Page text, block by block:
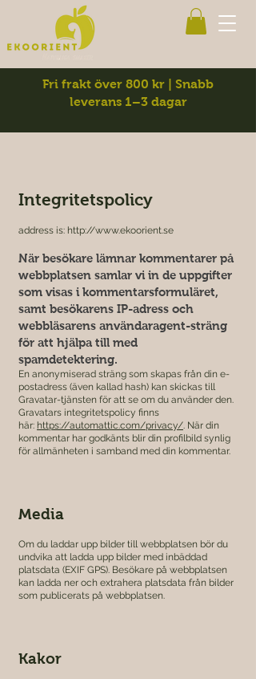
Fri frakt över 800 kr | Snabb
leverans 1–3 dagar
Integritetspolicy
address is: http://www.ekoorient.se
När besökare lämnar kommentarer på
webbplatsen samlar vi in de uppgifter
som visas i kommentarsformuläret,
samt besökarens IP-adress och
webbläsarens användaragent-sträng
för att hjälpa till med
spamdetektering.
En anonymiserad sträng som skapas från din e-
postadress (även kallad hash) kan skickas till
Gravatar-tjänsten för att se om du använder den.
Gravatars integritetspolicy finns
här: https://automattic.com/privacy/. När din
kommentar har godkänts blir din profilbild synlig
för allmänheten i samband med din kommentar.
Media
Om du laddar upp bilder till webbplatsen bör du
undvika att ladda upp bilder med inbäddad
platsdata (EXIF GPS). Besökare på webbplatsen
kan ladda ner och extrahera platsdata från bilder
som publicerats på webbplatsen.
Kakor